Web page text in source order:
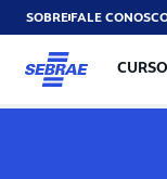
SOBREFALE